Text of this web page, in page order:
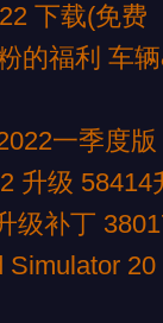
下载(免费
的福利 车
一季度版
升级 58414
级补丁
Simulator 20